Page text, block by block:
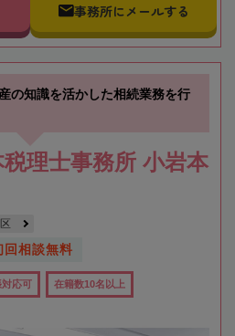
事務所にメールする
の知識を活かした相続業務を行
理士事務所 小岩本
回相談無料
応可 在籍数10名以上